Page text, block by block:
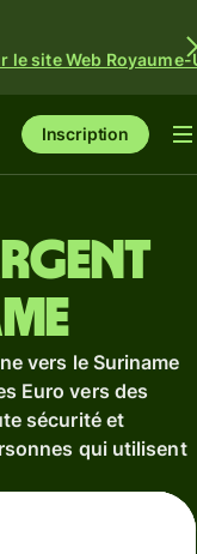
le site Web Royaume-
Inscription
vers le Suriname
Euro vers des
sécurité et
qui utilisent